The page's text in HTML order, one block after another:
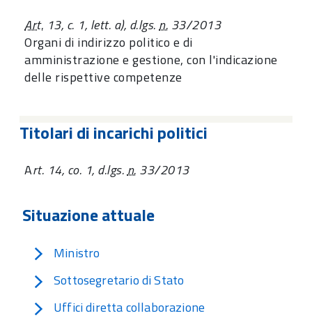
Art. 13, c. 1, lett. a), d.lgs.n. 33/2013
Organi di indirizzo politico e di
amministrazione e gestione, con l'indicazione
delle rispettive competenze
Titolari di incarichi politici
Art. 14, co. 1, d.lgs.n. 33/2013
Situazione attuale
Ministro
Sottosegretario di Stato
Uffici diretta collaborazione